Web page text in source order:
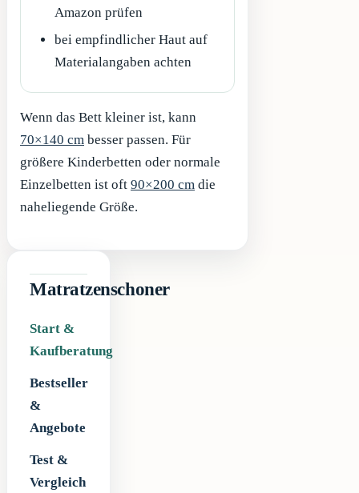
Amazon prüfen
bei empfindlicher Haut auf
Materialangaben achten
Wenn das Bett kleiner ist, kann
70×140 cm besser passen. Für
größere Kinderbetten oder normale
Einzelbetten ist oft 90×200 cm die
naheliegende Größe.
Matratzenschoner
Start &
Kaufberatung
Bestseller
&
Angebote
Test &
Vergleich